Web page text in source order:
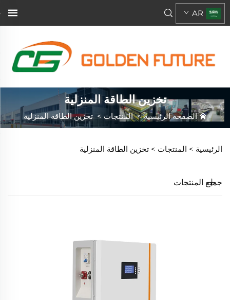
AR
تخزين الطاقة المنزلية
الصفحة الرئيسية>المنتجات >تخزين الطاقة المنزلية
الرئيسية > المنتجات > تخزين الطاقة المنزلية
جميع المنتجات